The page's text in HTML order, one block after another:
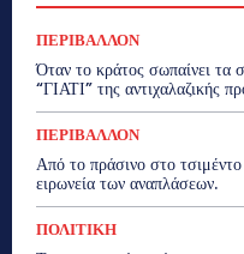
ΠΕΡΙΒΑΛΛΟΝ
Όταν το κράτος σωπαίνει τα
“ΓΙΑΤΙ” της αντιχαλαζικής
ΠΕΡΙΒΑΛΛΟΝ
Από το πράσινο στο
ειρωνεία των αναπλάσεων.
ΠΟΛΙΤΙΚΗ